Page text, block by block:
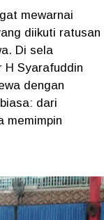
mewarnai
diikuti ratusan
Di sela
H Syarafuddin
dengan
dari
memimpin